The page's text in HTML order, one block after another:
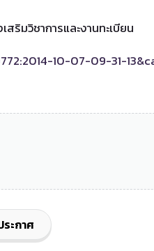
มวิชาการและงานทะเบียน
10-07-09-31-
ะกาศ